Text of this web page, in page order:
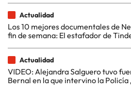
Actualidad
Los 10 mejores documentales de
fin de semana: El estafador de
Actualidad
VIDEO: Alejandra Salguero tuvo
Bernal en la que intervino la Policía